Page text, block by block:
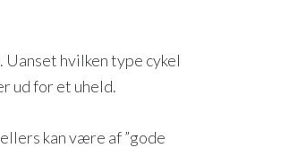
hvilken type cykel
ud for et uheld.
kan være af ”gode